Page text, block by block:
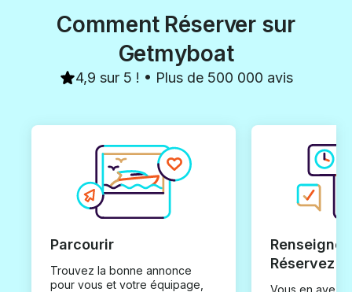
Comment Réserver sur
Getmyboat
4,9 sur 5 ! • Plus de 500 000 avis
Parcourir
Trouvez la bonne annonce
pour vous et votre équipage,
Réservez
Vous en avez